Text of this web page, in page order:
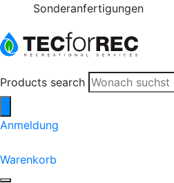
Sonderanfertigungen
Products search
Anmeldung
Warenkorb